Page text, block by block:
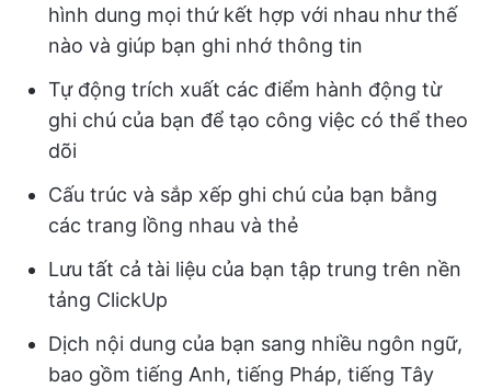
hình dung mọi thứ kết hợp với nhau như thế
nào và giúp bạn ghi nhớ thông tin
Tự động trích xuất các điểm hành động từ
ghi chú của bạn để tạo công việc có thể theo
dõi
Cấu trúc và sắp xếp ghi chú của bạn bằng
các trang lồng nhau và thẻ
Lưu tất cả tài liệu của bạn tập trung trên nền
tảng ClickUp
Dịch nội dung của bạn sang nhiều ngôn ngữ,
bao gồm tiếng Anh, tiếng Pháp, tiếng Tây